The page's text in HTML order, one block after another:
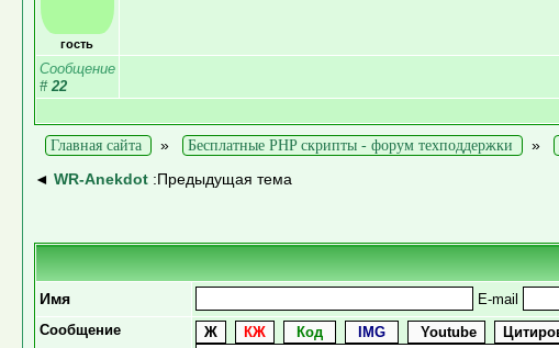
гость
Сообщение
# 22
Главная сайта » Бесплатные PHP скрипты - форум техподдержки »
◄ WR-Anekdot:Предыдущая тема
Имя
E-mail
Сообщение